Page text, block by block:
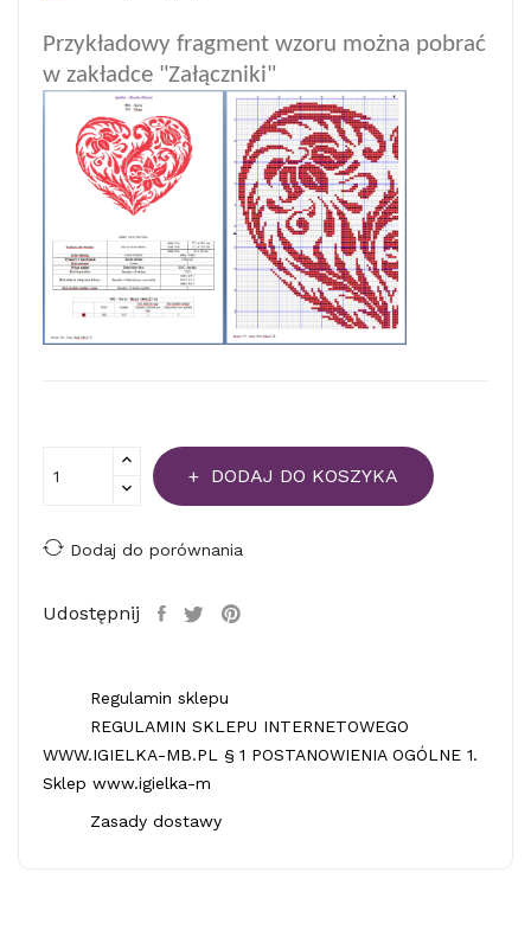
Przykładowy fragment wzoru można pobrać
w zakładce "Załączniki"
DODAJ DO KOSZYKA
Dodaj do porównania
Udostępnij
Regulamin sklepu
REGULAMIN SKLEPU INTERNETOWEGO
WWW.IGIELKA-MB.PL § 1 POSTANOWIENIA OGÓLNE 1.
Sklep www.igielka-m
Zasady dostawy